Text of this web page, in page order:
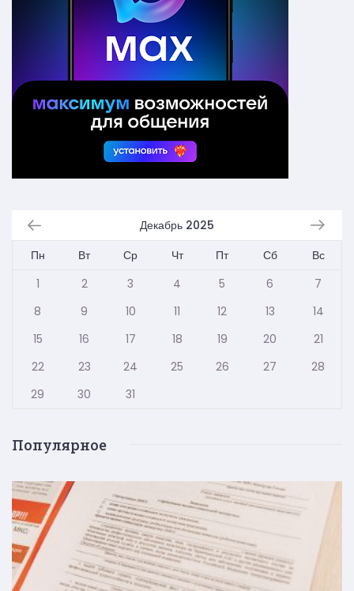
Декабрь 2025
Пн
Вт Ср Чт Пт Сб
Вс
1
2 3 4 5 6
7
8
9 10 11 12 13
14
15
16 17 18 19 20
21
22
23 24 25 26 27
28
29
30 31
Популярное